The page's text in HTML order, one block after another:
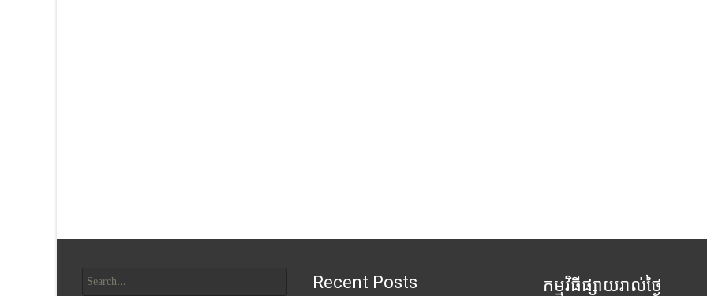
for:
Recent Posts កម្មវិធីផ្សាយរាល់ថ្ងៃ